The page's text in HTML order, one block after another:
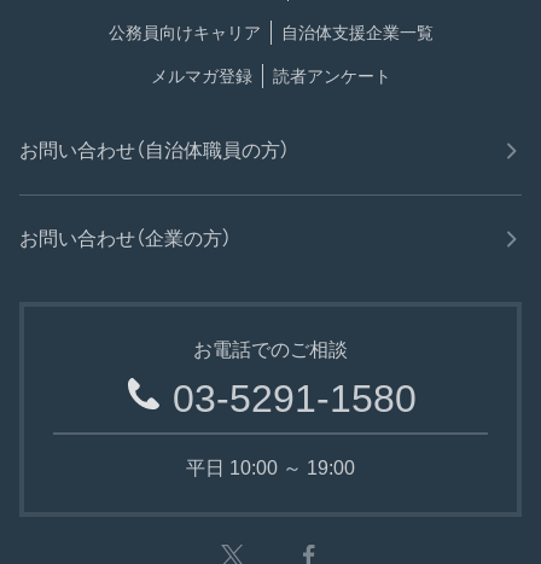
公務員向けキャリア 自治体支援企業一覧
メルマガ登録 読者アンケート
お問い合わせ（自治体職員の方）
お問い合わせ（企業の方）
お電話でのご相談
03-5291-1580
平日 10:00 ～ 19:00